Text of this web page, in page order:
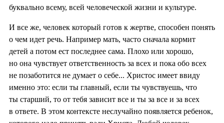
буквально всему, всей человеческой жизни и культуре.
И все же, человек который готов к жертве, способен понять
о чем идет речь. Например мать, часто сначала кормит
детей а потом ест последнее сама. Плохо или хорошо,
но она чувствует ответственность за всех и пока обо всех
не позаботится не думает о себе... Христос имеет ввиду
именно это: если ты главный, если ты чувствуешь, что
ты старший, то от тебя зависит все и ты за все и за всех
в ответе. В этом контексте неслучайно появляется ребенок,